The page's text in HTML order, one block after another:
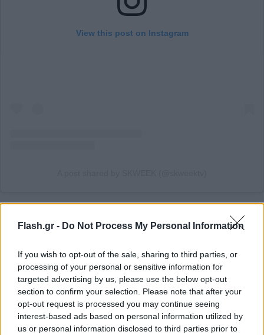
Flash.gr - Do Not Process My Personal Information
If you wish to opt-out of the sale, sharing to third parties, or
processing of your personal or sensitive information for
targeted advertising by us, please use the below opt-out
section to confirm your selection. Please note that after your
opt-out request is processed you may continue seeing
interest-based ads based on personal information utilized by
us or personal information disclosed to third parties prior to
View this post on Instagram
Δεν ένιωσα Ισπανός (σ.σ όταν φόρεσε την φανέλα
της εθνικής Ισπανίας), ούτε τώρα νιώθω. Ποτέ δεν
ένιωσα Ισπανός. Πάντα ένιωθα, είμαι
Μαυροβούνιος/Σέρβος χριστιανός, ακόμα και όταν
έπαιζα για την Ισπανία»,δήλωσε αρχικά ο
Μίροτιτς, για να σπεύσει να προσθέσει ωστόσο
ότι εκτιμά όσα έκανε η Ισπανία για αυτόν: